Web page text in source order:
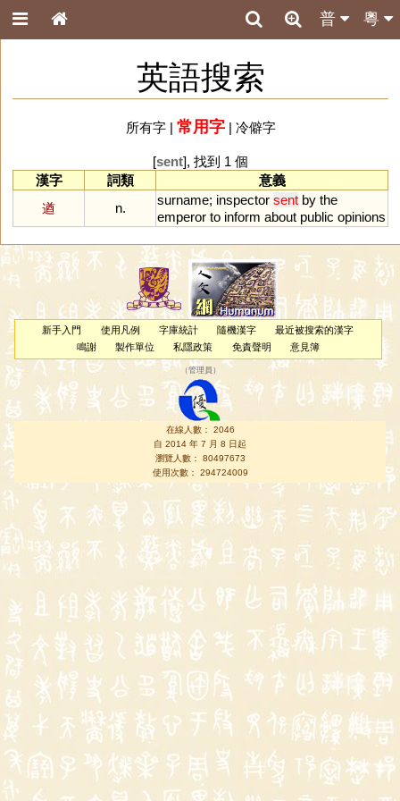
粵
普
英語搜索
所有字| 常用字| 冷僻字
[sent], 找到 1 個
漢字
詞類
意義
遒
n.
surname; inspector sent by the
emperor to inform about public opinions
新手入門 使用凡例 字庫統計 隨機漢字
最近被搜索的漢字
鳴謝
製作單位 私隱政策 免責聲明 意見簿
（管理員 ）
在線人數： 2046
自 2014 年 7 月 8 日起
瀏覽人數： 80497673
使用次數： 294724009